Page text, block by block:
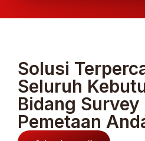
Solusi
Seluruh
Bidang Survey
Pemetaan